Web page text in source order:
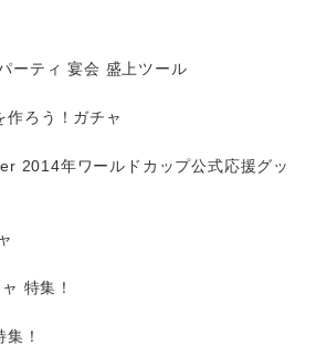
ーティ 宴会 盛上ツール
作ろう！ガチャ
2014年ワールドカップ公式応援グッ
特集！
！